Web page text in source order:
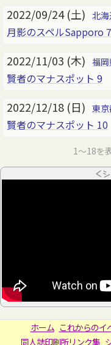
2022/09/24 (土) 北
月影のスペルSapporo 7
2022/11/03 (木) 福
賢者のマナスポット 9
2022/12/18 (日) 東京
賢者のマナスポット 10
1～18を
＜
ホーム これからのイ
同人誌印刷所リンク集